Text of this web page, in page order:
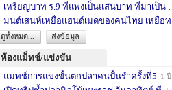
เหรียญบาท ร.9 ที่แพงเป็นแสนบาท ที่มาเป็น
มนต์เสน่ห์เหยื่อแฮนด์เมดของคนไทย เหยื่อท
ดูทั้งหมด...
ส่งข้อมูล
ห้องแม็ทช์/แข่งขัน
แมทช์การแข่งขั้นตกปลาคนปั้นรำครั้งที่5 1 ปี